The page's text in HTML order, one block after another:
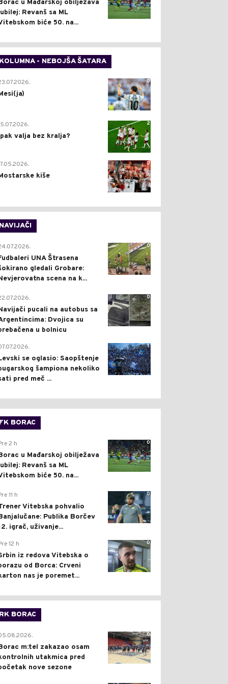
u Mađarskoj obilježava
Revanš sa ML
biće 50. na...
KOLUMNA - NEBOJŠA ŠATARA
0
2
valja bez kralja?
0
kiše
NAVIJAČI
0
UNA Štrasena
gledali Grobare:
scena na k...
0
pucali na autobus sa
Dvojica su
u bolnicu
1
se oglasio: Saopštenje
šampiona nekoliko
pred meč ...
FK BORAC
0
2 h
u Mađarskoj obilježava
Revanš sa ML
biće 50. na...
0
11 h
Vitebska pohvalio
Publika Borčev
igrač, uživanje...
0
12 h
iz redova Vitebska o
od Borca: Crveni
nas je poremet...
RK BORAC
0
m:tel zakazao osam
utakmica pred
nove sezone